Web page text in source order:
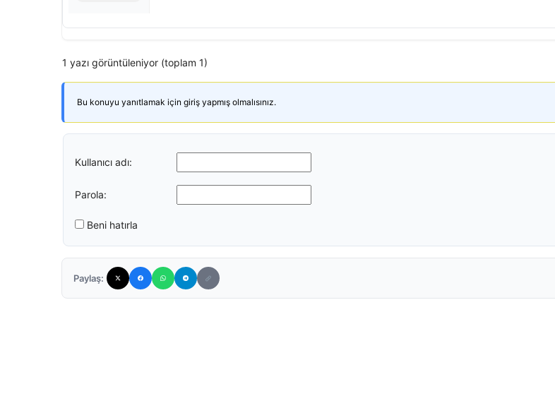
1 yazı görüntüleniyor (toplam 1)
Bu konuyu yanıtlamak için giriş yapmış olmalısınız.
Kullanıcı adı:
Parola:
Beni hatırla
Paylaş: